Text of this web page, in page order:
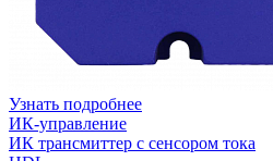
Узнать подробнее
ИК-управление
ИК трансмиттер с сенсором тока